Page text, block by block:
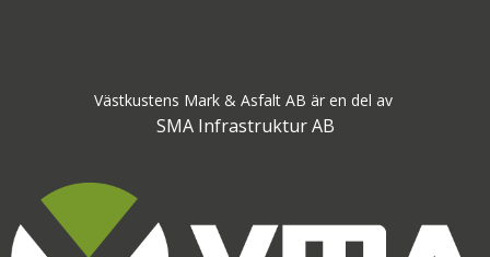
Västkustens Mark & Asfalt AB är en del av
SMA Infrastruktur AB